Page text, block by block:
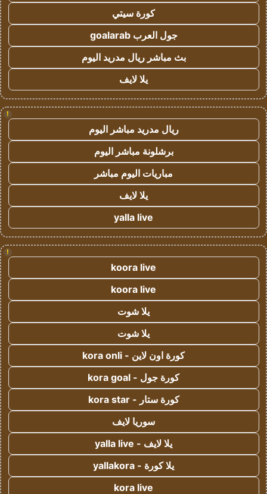
كورة سيتي
جول العرب goalarab
بث مباشر ريال مدريد اليوم
يلا لايف
!
ريال مدريد مباشر اليوم
برشلونة مباشر اليوم
مباريات اليوم مباشر
يلا لايف
yalla live
!
koora live
koora live
يلا شوت
يلا شوت
كورة اون لاين - kora onli
كورة جول - kora goal
كورة ستار - kora star
سوريا لايف
يلا لايف - yalla live
يلا كورة - yallakora
kora live